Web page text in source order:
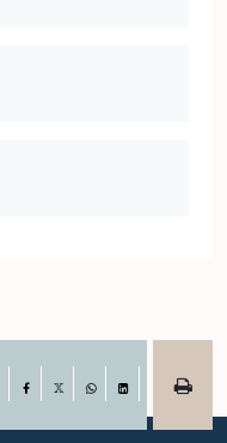
Facebook